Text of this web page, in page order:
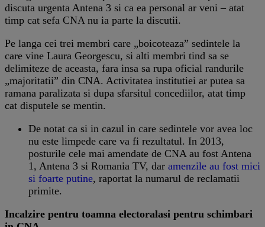
discuta urgenta Antena 3 si ca ea personal ar veni – atat
timp cat sefa CNA nu ia parte la discutii.
Pe langa cei trei membri care „boicoteaza” sedintele la
care vine Laura Georgescu, si alti membri tind sa se
delimiteze de aceasta, fara insa sa rupa oficial randurile
„majoritatii” din CNA. Activitatea institutiei ar putea sa
ramana paralizata si dupa sfarsitul concediilor, atat timp
cat disputele se mentin.
De notat ca si in cazul in care sedintele vor avea loc
nu este limpede care va fi rezultatul. In 2013,
posturile cele mai amendate de CNA au fost Antena
1, Antena 3 si Romania TV, dar amenzile au fost mici
si foarte putine, raportat la numarul de reclamatii
primite.
Incalzire pentru toamna electoralasi pentru schimbari